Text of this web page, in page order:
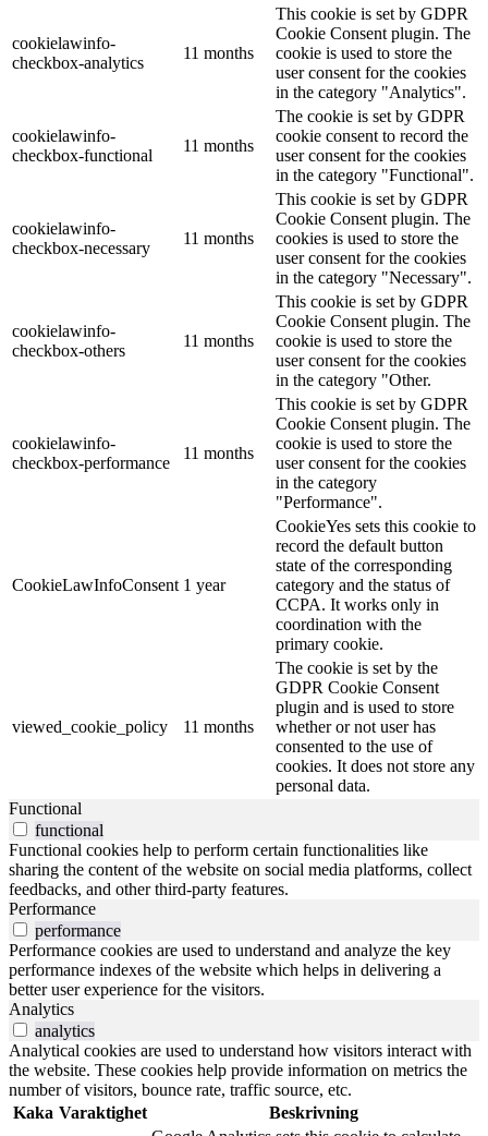
cookielawinfo-
checkbox-analytics
11 months
This cookie is set by GDPR
Cookie Consent plugin. The
cookie is used to store the
user consent for the cookies
in the category "Analytics".
cookielawinfo-
checkbox-functional
11 months
The cookie is set by GDPR
cookie consent to record the
user consent for the cookies
in the category "Functional".
cookielawinfo-
checkbox-necessary
11 months
This cookie is set by GDPR
Cookie Consent plugin. The
cookies is used to store the
user consent for the cookies
in the category "Necessary".
cookielawinfo-
checkbox-others
11 months
This cookie is set by GDPR
Cookie Consent plugin. The
cookie is used to store the
user consent for the cookies
in the category "Other.
cookielawinfo-
checkbox-performance
11 months
This cookie is set by GDPR
Cookie Consent plugin. The
cookie is used to store the
user consent for the cookies
in the category
"Performance".
CookieLawInfoConsent 1 year
CookieYes sets this cookie to
record the default button
state of the corresponding
category and the status of
CCPA. It works only in
coordination with the
primary cookie.
viewed_cookie_policy 11 months
The cookie is set by the
GDPR Cookie Consent
plugin and is used to store
whether or not user has
consented to the use of
cookies. It does not store any
personal data.
Functional
functional
Functional cookies help to perform certain functionalities like
sharing the content of the website on social media platforms, collect
feedbacks, and other third-party features.
Performance
performance
Performance cookies are used to understand and analyze the key
performance indexes of the website which helps in delivering a
better user experience for the visitors.
Analytics
analytics
Analytical cookies are used to understand how visitors interact with
the website. These cookies help provide information on metrics the
number of visitors, bounce rate, traffic source, etc.
Kaka Varaktighet
Beskrivning